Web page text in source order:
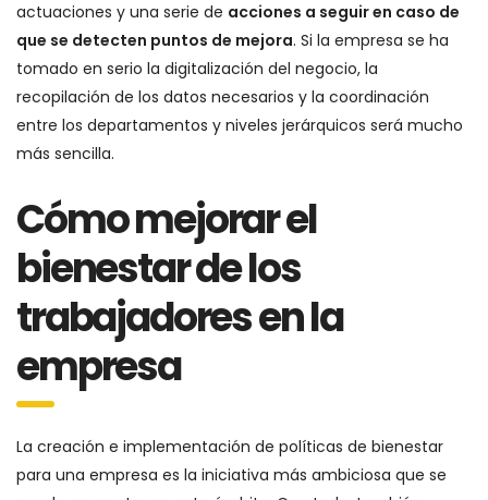
actuaciones y una serie de acciones a seguir en caso de
que se detecten puntos de mejora. Si la empresa se ha
tomado en serio la digitalización del negocio, la
recopilación de los datos necesarios y la coordinación
entre los departamentos y niveles jerárquicos será mucho
más sencilla.
Cómo mejorar el
bienestar de los
trabajadores en la
empresa
La creación e implementación de políticas de bienestar
para una empresa es la iniciativa más ambiciosa que se